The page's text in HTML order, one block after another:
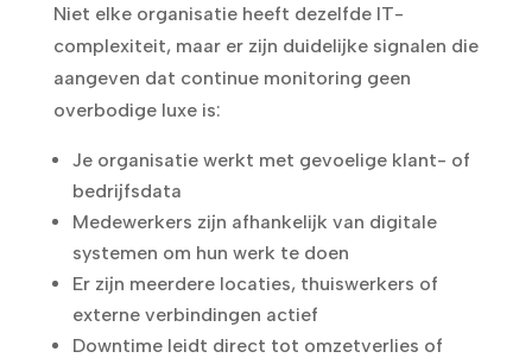
Niet elke organisatie heeft dezelfde IT-
complexiteit, maar er zijn duidelijke signalen die
aangeven dat continue monitoring geen
overbodige luxe is:
Je organisatie werkt met gevoelige klant- of
bedrijfsdata
Medewerkers zijn afhankelijk van digitale
systemen om hun werk te doen
Er zijn meerdere locaties, thuiswerkers of
externe verbindingen actief
Downtime leidt direct tot omzetverlies of